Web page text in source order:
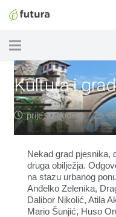
Kultura i grad
prije 11 godina
Nekad grad pjesnika,
druga obilježja.
na stazu urbanog
Anđelko Zelenika,
Dalibor Nikolić, Atila
Mario Šunjić, Huso